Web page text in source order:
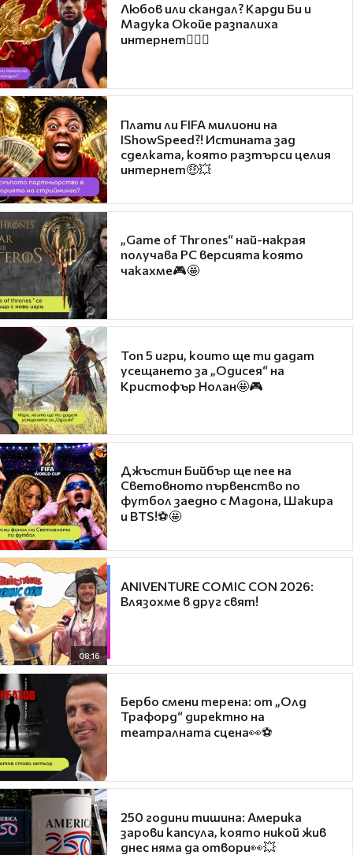
Любов или скандал? Карди Би и
Мадука Окойе разпалиха
интернет❤️‍🔥🔥
Плати ли FIFA милиони на
IShowSpeed?! Истината зад
сделката, която разтърси целия
интернет🤑💥
„Game of Thrones“ най-накрая
получава PC версията която
чакахме🎮🤩
Топ 5 игри, които ще ти дадат
усещането за „Одисея“ на
Кристофър Нолан🤩🎮
Джъстин Бийбър ще пее на
Световното първенство по
футбол заедно с Мадона, Шакира
и BTS!⚽🤩
08:16
ANIVENTURE COMIC CON 2026:
Влязохме в друг свят!
Бербо смени терена: от „Олд
Трафорд“ директно на
театралната сцена👀⚽
250 години тишина: Америка
зарови капсула, която никой жив
днес няма да отвори👀💥